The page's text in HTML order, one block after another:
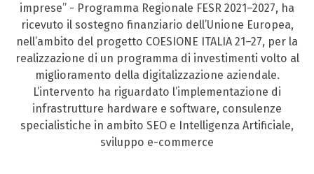
imprese” - Programma Regionale FESR 2021–2027, ha
ricevuto il sostegno finanziario dell’Unione Europea,
nell’ambito del progetto COESIONE ITALIA 21–27, per la
realizzazione di un programma di investimenti volto al
miglioramento della digitalizzazione aziendale.
L’intervento ha riguardato l’implementazione di
infrastrutture hardware e software, consulenze
specialistiche in ambito SEO e Intelligenza Artificiale,
sviluppo e-commerce